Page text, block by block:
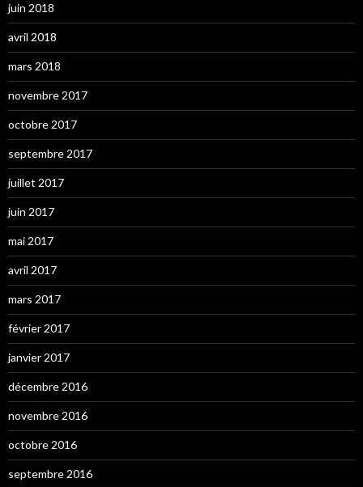
juin 2018
avril 2018
mars 2018
novembre 2017
octobre 2017
septembre 2017
juillet 2017
juin 2017
mai 2017
avril 2017
mars 2017
février 2017
janvier 2017
décembre 2016
novembre 2016
octobre 2016
septembre 2016